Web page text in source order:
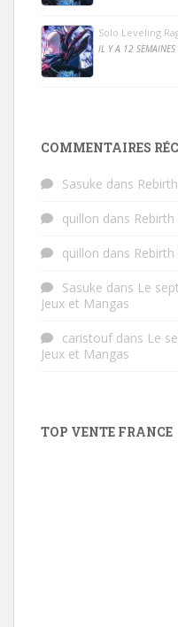
Solo Leveling
IL Y A 12
COMMENTAIRES
Sasuke dans
quillon dans
quillon dans
Sasuke dans Le
Jeux et Mangas
caristoufdans Le
Jeux et Mangas
TOP VENTE FRANCE